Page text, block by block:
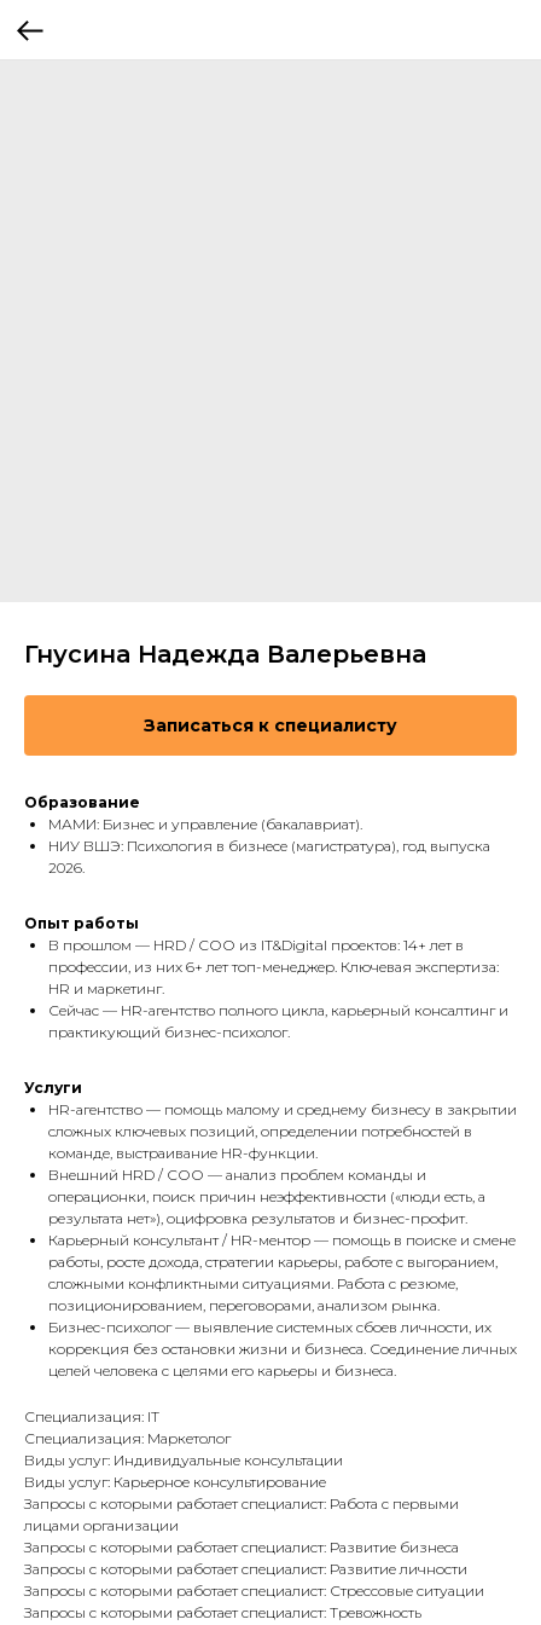
Гнусина Надежда Валерьевна
Записаться к специалисту
Образование
МАМИ: Бизнес и управление (бакалавриат).
НИУ ВШЭ: Психология в бизнесе (магистратура), год выпуска
2026.
Опыт работы
В прошлом — HRD / СОО из IT&Digital проектов: 14+ лет в
профессии, из них 6+ лет топ-менеджер. Ключевая экспертиза:
HR и маркетинг.
Сейчас — HR-агентство полного цикла, карьерный консалтинг и
практикующий бизнес-психолог.
Услуги
HR-агентство — помощь малому и среднему бизнесу в закрытии
сложных ключевых позиций, определении потребностей в
команде, выстраивание HR-функции.
Внешний HRD / СОО — анализ проблем команды и
операционки, поиск причин неэффективности («люди есть, а
результата нет»), оцифровка результатов и бизнес-профит.
Карьерный консультант / HR-ментор — помощь в поиске и смене
работы, росте дохода, стратегии карьеры, работе с выгоранием,
сложными конфликтными ситуациями. Работа с резюме,
позиционированием, переговорами, анализом рынка.
Бизнес-психолог — выявление системных сбоев личности, их
коррекция без остановки жизни и бизнеса. Соединение личных
целей человека с целями его карьеры и бизнеса.
Специализация: IT
Специализация: Маркетолог
Виды услуг: Индивидуальные консультации
Виды услуг: Карьерное консультирование
Запросы с которыми работает специалист: Работа с первыми
лицами организации
Запросы с которыми работает специалист: Развитие бизнеса
Запросы с которыми работает специалист: Развитие личности
Запросы с которыми работает специалист: Стрессовые ситуации
Запросы с которыми работает специалист: Тревожность